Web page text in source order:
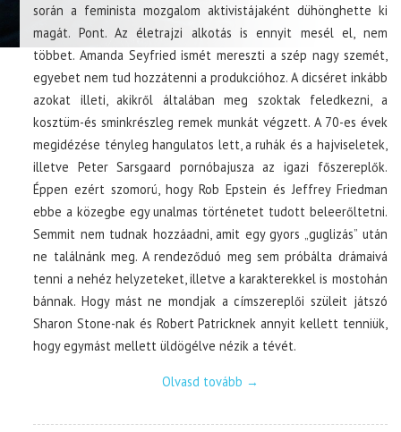
során a feminista mozgalom aktivistájaként dühönghette ki
magát. Pont. Az életrajzi alkotás is ennyit mesél el, nem
többet. Amanda Seyfried ismét mereszti a szép nagy szemét,
egyebet nem tud hozzátenni a produkcióhoz. A dicséret inkább
azokat illeti, akikről általában meg szoktak feledkezni, a
kosztüm-és sminkrészleg remek munkát végzett. A 70-es évek
megidézése tényleg hangulatos lett, a ruhák és a hajviseletek,
illetve Peter Sarsgaard pornóbajusza az igazi főszereplők.
Éppen ezért szomorú, hogy Rob Epstein és Jeffrey Friedman
ebbe a közegbe egy unalmas történetet tudott beleerőltetni.
Semmit nem tudnak hozzáadni, amit egy gyors „guglizás” után
ne találnánk meg. A rendeződuó meg sem próbálta drámaivá
tenni a nehéz helyzeteket, illetve a karakterekkel is mostohán
bánnak. Hogy mást ne mondjak a címszereplői szüleit játszó
Sharon Stone-nak és Robert Patricknek annyit kellett tenniük,
hogy egymást mellett üldögélve nézik a tévét.
Olvasd tovább →